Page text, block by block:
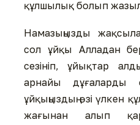
құлшылық болып
Намазыңызды
сол ұйқы Алладан
сезініп, ұйықтар
арнайы дұғаларды
ұйқыңыздың өзі үлкен
жағынан алып